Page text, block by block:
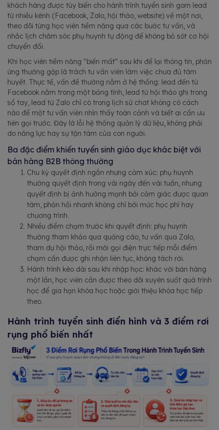
khách hàng được tùy biến cho hành trình tuyển sinh gom lead
từ nhiều kênh (Facebook, Zalo, hội thảo, website) về một nơi,
theo dõi từng học viên tiềm năng qua các bước tư vấn, và
nhắc lịch chăm sóc phụ huynh tự động để không bỏ sót cơ hội
chuyển đổi.
Khi học viên tiềm năng "biến mất" sau khi để lại thông tin, phản
ứng thường gặp là trách tư vấn viên làm việc chưa đủ tâm
huyết. Thực tế, vấn đề thường nằm ở hệ thống: lead đến từ
Facebook nằm trong một bảng tính, lead từ hội thảo ghi trong
sổ tay, lead từ Zalo chỉ có trong lịch sử chat không có cách
nào để một tư vấn viên nhìn thấy toàn cảnh và biết ai cần ưu
tiên gọi trước. Đây là lỗi hệ thống quản lý dữ liệu, không phải
do năng lực hay sự tận tâm của con người.
Ba đặc điểm khiến tuyển sinh giáo dục khác biệt với
bán hàng B2B thông thường
Chu kỳ quyết định ngắn nhưng cảm xúc: phụ huynh
thường quyết định trong vài ngày đến vài tuần, nhưng
quyết định bị ảnh hưởng mạnh bởi cảm giác được quan
tâm, phản hồi nhanh không chỉ bởi mức học phí hay
chương trình.
Nhiều điểm chạm trước khi quyết định: phụ huynh
thường tham khảo qua quảng cáo, tư vấn qua Zalo,
tham dự hội thảo, rồi mới gọi điện trực tiếp mỗi điểm
chạm cần được ghi nhận liên tục, không tách rời.
Hành trình kéo dài sau khi nhập học: khác với bán hàng
một lần, học viên cần được theo dõi xuyên suốt quá trình
học để gia hạn khóa học hoặc giới thiệu khóa học tiếp
theo.
Hành trình tuyển sinh điển hình và 3 điểm rơi
rụng phổ biến nhất